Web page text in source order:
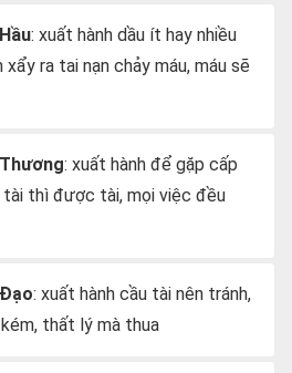
: xuất hành dầu ít hay nhiều
ra tai nạn chảy máu, máu sẽ
: xuất hành để gặp cấp
thì được tài, mọi việc đều
: xuất hành cầu tài nên tránh,
thất lý mà thua